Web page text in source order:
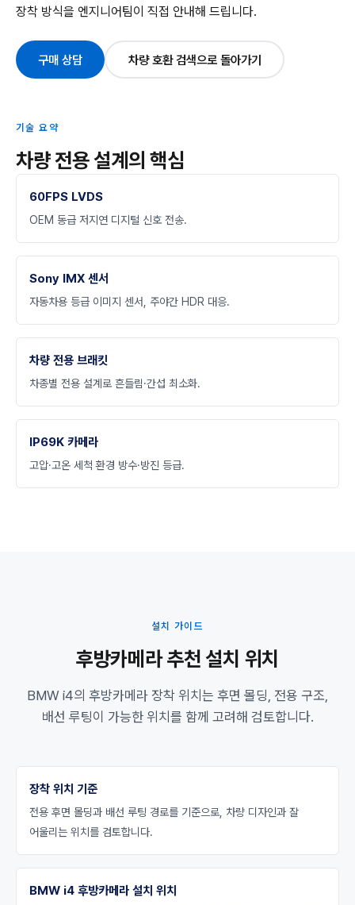
장착 방식을 엔지니어팀이 직접 안내해 드립니다.
구매 상담 차량 호환 검색으로 돌아가기
기술 요약
차량 전용 설계의 핵심
60FPS LVDS
OEM 동급 저지연 디지털 신호 전송.
Sony IMX 센서
자동차용 등급 이미지 센서, 주야간 HDR 대응.
차량 전용 브래킷
차종별 전용 설계로 흔들림·간섭 최소화.
IP69K 카메라
고압·고온 세척 환경 방수·방진 등급.
설치 가이드
후방카메라 추천 설치 위치
BMW i4의 후방카메라 장착 위치는 후면 몰딩, 전용 구조,
배선 루팅이 가능한 위치를 함께 고려해 검토합니다.
장착 위치 기준
전용 후면 몰딩과 배선 루팅 경로를 기준으로, 차량 디자인과 잘
어울리는 위치를 검토합니다.
BMW i4 후방카메라 설치 위치